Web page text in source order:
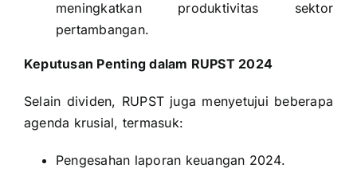
meningkatkan produktivitas sektor
pertambangan.
Keputusan Penting dalam RUPST 2024
Selain dividen, RUPST juga menyetujui beberapa
agenda krusial, termasuk:
Pengesahan laporan keuangan 2024.